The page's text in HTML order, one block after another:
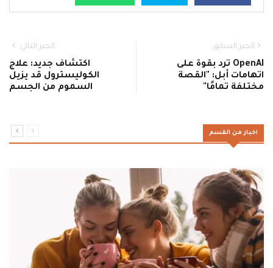
الخبر السابق
OpenAI ترد بقوة على
اتهامات أبل: "القصة
مختلفة تمامًا"
الخبر التالي
اكتشاف جديد: علاج
الكوليسترول قد يزيل
السموم من الجسم
اخبار من القسم